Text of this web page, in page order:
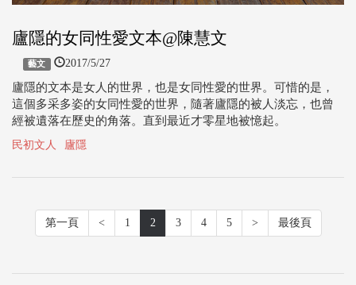
廬隱的女同性愛文本@陳慧文
藝文 2017/5/27
廬隱的文本是女人的世界，也是女同性愛的世界。可惜的是，
這個多采多姿的女同性愛的世界，隨著廬隱的被人淡忘，也曾
經被遺落在歷史的角落。直到最近才零星地被憶起。
民初文人 廬隱
第一頁 < 1 2 3 4 5 > 最後頁